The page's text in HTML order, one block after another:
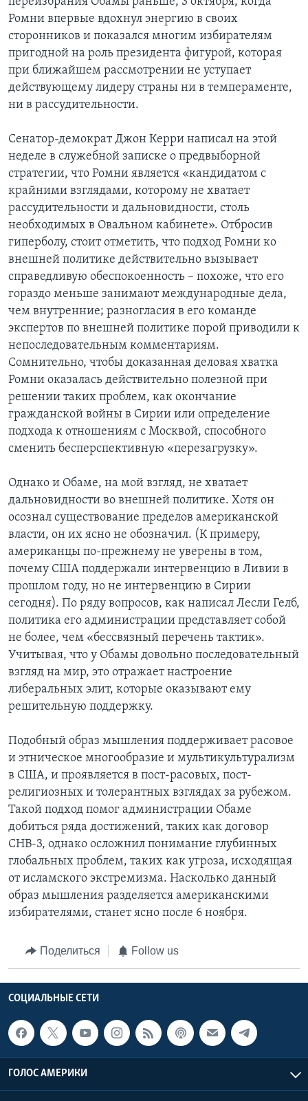
Ромни впервые вдохнул энергию в своих
сторонников и показался многим избирателям
пригодной на роль президента фигурой, которая
при ближайшем рассмотрении не уступает
действующему лидеру страны ни в темпераменте,
ни в рассудительности.
Сенатор-демократ Джон Керри написал на этой
неделе в служебной записке о предвыборной
стратегии, что Ромни является «кандидатом с
крайними взглядами, которому не хватает
рассудительности и дальновидности, столь
необходимых в Овальном кабинете». Отбросив
гиперболу, стоит отметить, что подход Ромни ко
внешней политике действительно вызывает
справедливую обеспокоенность – похоже, что его
гораздо меньше занимают международные дела,
чем внутренние; разногласия в его команде
экспертов по внешней политике порой приводили к
непоследовательным комментариям.
Сомнительно, чтобы доказанная деловая хватка
Ромни оказалась действительно полезной при
решении таких проблем, как окончание
гражданской войны в Сирии или определение
подхода к отношениям с Москвой, способного
сменить бесперспективную «перезагрузку».
Однако и Обаме, на мой взгляд, не хватает
дальновидности во внешней политике. Хотя он
осознал существование пределов американской
власти, он их ясно не обозначил. (К примеру,
американцы по-прежнему не уверены в том,
почему США поддержали интервенцию в Ливии в
прошлом году, но не интервенцию в Сирии
сегодня). По ряду вопросов, как написал Лесли Гелб,
политика его администрации представляет собой
не более, чем «бессвязный перечень тактик».
Учитывая, что у Обамы довольно последовательный
взгляд на мир, это отражает настроение
либеральных элит, которые оказывают ему
решительную поддержку.
Подобный образ мышления поддерживает расовое
и этническое многообразие и мультикультурализм
в США, и проявляется в пост-расовых, пост-
религиозных и толерантных взглядах за рубежом.
Такой подход помог администрации Обаме
добиться ряда достижений, таких как договор
СНВ-3, однако осложнил понимание глубинных
глобальных проблем, таких как угроза, исходящая
от исламского экстремизма. Насколько данный
образ мышления разделяется американскими
избирателями, станет ясно после 6 ноября.
Поделиться Follow us
СОЦИАЛЬНЫЕ СЕТИ
ГОЛОС АМЕРИКИ